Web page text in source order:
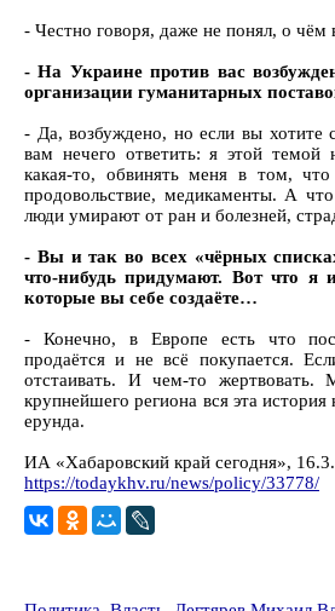
- Честно говоря, даже не понял, о
- На Украине против вас
организации гуманитарных
- Да, возбуждено, но если вы хотите
вам нечего ответить: я этой темой
какая-то, обвинять меня в том,
продовольствие, медикаменты. А
люди умирают от ран и болезней,
- Вы и так во всех «чёрных
что-нибудь придумают. Вот что я
которые вы себе создаёте…
- Конечно, в Европе есть что
продаётся и не всё покупается.
отстаивать. И чем-то жертвовать.
крупнейшего региона вся эта
ерунда.
ИА «Хабаровский край сегодня»,
https://todaykhv.ru/news/policy/33778/